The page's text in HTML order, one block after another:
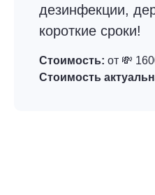
дезинфекции,
короткие сроки!
Стоимость: от 💸
Стоимость